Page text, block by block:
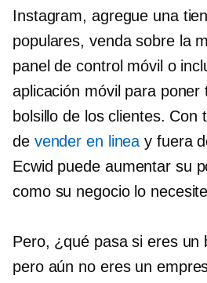
Instagram, agregue una
populares, vendasobre la
panel de control móvil o
aplicación móvil para poner
bolsillo de los clientes. Con
de vender en linea y fuera
Ecwid puede aumentar su
como su negocio lo
Pero, ¿qué pasa si eres un
pero aún no eres un